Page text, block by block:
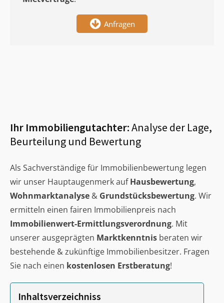
Anfragen
Ihr Immobiliengutachter:Analyse der Lage,
Beurteilung und Bewertung
Als Sachverständige für Immobilienbewertung legen
wir unser Hauptaugenmerk aufHausbewertung,
Wohnmarktanalyse & Grundstücksbewertung. Wir
ermitteln einen fairen Immobilienpreis nach
Immobilienwert-Ermittlungsverordnung. Mit
unserer ausgeprägten Marktkenntnis beraten wir
bestehende & zukünftige Immobilienbesitzer. Fragen
Sie nach einen kostenlosen Erstberatung!
Inhaltsverzeichniss